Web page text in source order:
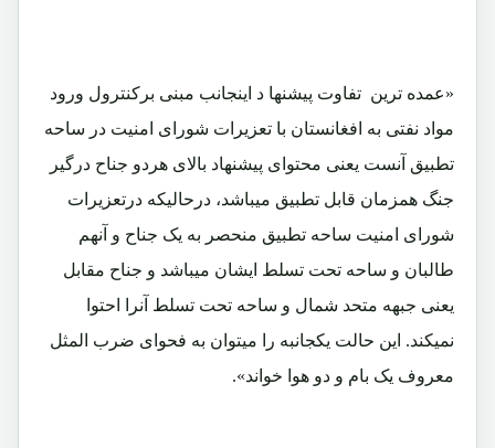
«عمده ترین تفاوت پیشنها د اینجانب مبنی برکنترول ورود
مواد نفتی به افغانستان با تعزیرات شورای امنیت در ساحه
تطبیق آنست یعنی محتوای پیشنهاد بالای هردو جناح درگیر
جنگ همزمان قابل تطبیق میباشد، درحالیکه درتعزیرات
شورای امنیت ساحه تطبیق منحصر به یک جناح و آنهم
طالبان و ساحه تحت تسلط ایشان میباشد و جناح مقابل
یعنی جبهه متحد شمال و ساحه تحت تسلط آنرا احتوا
نمیکند. این حالت یکجانبه را میتوان به فحوای ضرب المثل
معروف یک بام و دو هوا خواند».